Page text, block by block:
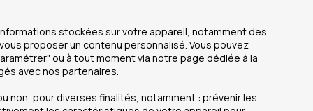
stockées sur votre appareil, notamment des
proposer un contenu personnalisé. Vous pouvez
ou à tout moment via notre page dédiée à la
avec nos partenaires.
non, pour diverses finalités, notamment : prévenir les
NOS SITES
OfficeEasy France
OfficeEasy Belgium
OfficeEasy Spain